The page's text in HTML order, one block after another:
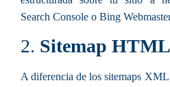
Search Console o Bing
2. Sitemap HTML
A diferencia de los sitemaps